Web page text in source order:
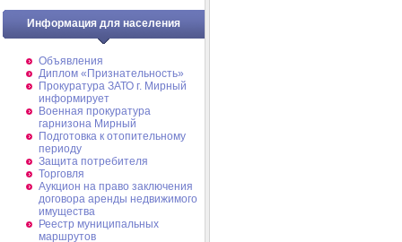
Информация для населения
Объявления
Диплом «Признательность»
Прокуратура ЗАТО г. Мирный
информирует
Военная прокуратура
гарнизона Мирный
Подготовка к отопительному
периоду
Защита потребителя
Торговля
Аукцион на право заключения
договора аренды недвижимого
имущества
Реестр муниципальных
маршрутов